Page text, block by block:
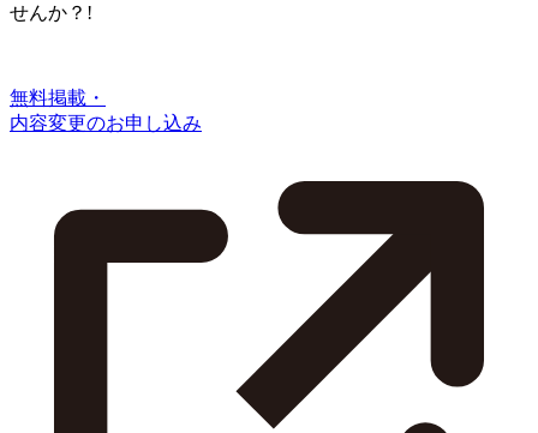
せんか？!
無料掲載・
内容変更のお申し込み